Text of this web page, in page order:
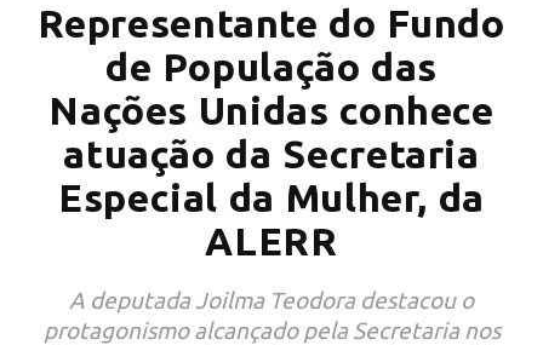
Representante do Fundo
de População das
Nações Unidas conhece
atuação da Secretaria
Especial da Mulher, da
ALERR
A deputada Joilma Teodora destacou o
protagonismo alcançado pela Secretaria nos